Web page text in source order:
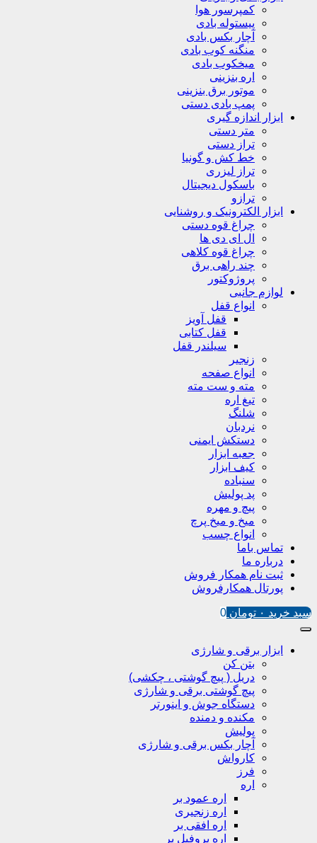
کمپرسور هوا
پیستوله بادی
آچار بکس بادی
منگنه کوب بادی
میخکوب بادی
اره بنزینی
موتور برق بنزینی
پمپ بادی دستی
ابزار اندازه گیری
متر دستی
تراز دستی
خط کش و گونیا
تراز لیزری
باسکول دیجیتال
ترازو
ابزار الکترونیک و روشنایی
چراغ قوه دستی
ال ای دی ها
چراغ قوه کلاهی
چند راهی برق
پروژوکتور
لوازم جانبی
انواع قفل
قفل آویز
قفل کتابی
سیلندر قفل
زنجیر
انواع صفحه
مته و ست مته
تیغ اره
شلنگ
نردبان
دستکش ایمنی
جعبه ابزار
کیف ابزار
سنباده
پد پولیش
پیچ و مهره
میخ و میخ پرچ
انواع چسب
تماس باما
درباره ما
ثبت نام همکار فروش
پورتال همکارفروش
سبد خرید ۰ تومان 0
ابزار برقی و شارژی
بتن کن
دریل ( پیچ گوشتی ، چکشی)
پیچ گوشتی برقی و شارژی
دستگاه جوش و اینورتر
مکنده و دمنده
پولیش
آچار بکس برقی و شارژی
کارواش
فرز
اره
اره عمود بر
اره زنجیری
اره افقی بر
اره پروفیل پر